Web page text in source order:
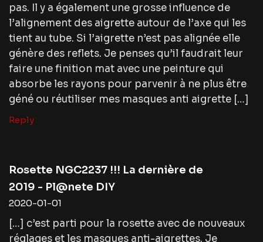
pas. Il y a également une grosse influence de
l’alignement des aigrette autour de l’axe qui les
tient au tube. Si l’aigrette n’est pas alignée elle
génère des reflets. Je penses qu’il faudrait leur
faire une finition mat avec une peinture qui
absorbe les rayons pour parvenir à ne plus être
géné ou réutiliser mes masques anti aigrette […]
Reply
Rosette NGC2237 !!! La dernière de
2019 - Pl@nete DIY
2020-01-01
[…] c’est parti pour la rosette avec de nouveaux
réglages et les masques anti-aigrettes. Je